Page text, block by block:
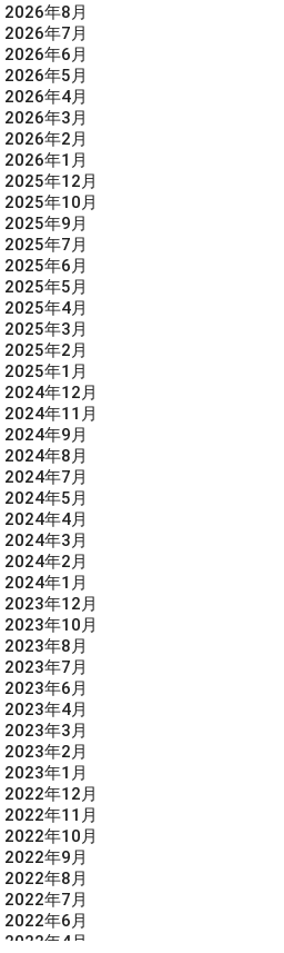
2026年8月
2026年7月
2026年6月
2026年5月
2026年4月
2026年3月
2026年2月
2026年1月
2025年12月
2025年10月
2025年9月
2025年7月
2025年6月
2025年5月
2025年4月
2025年3月
2025年2月
2025年1月
2024年12月
2024年11月
2024年9月
2024年8月
2024年7月
2024年5月
2024年4月
2024年3月
2024年2月
2024年1月
2023年12月
2023年10月
2023年8月
2023年7月
2023年6月
2023年4月
2023年3月
2023年2月
2023年1月
2022年12月
2022年11月
2022年10月
2022年9月
2022年8月
2022年7月
2022年6月
2022年4月